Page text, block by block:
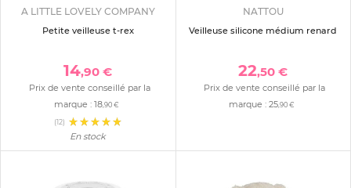
A LITTLE LOVELY COMPANY
Petite veilleuse t-rex
14,90 €
Prix de vente conseillé par la
marque : 18,90 €
(12)
En stock
NATTOU
Veilleuse silicone médium renard
22,50 €
Prix de vente conseillé par la
marque : 25,90 €